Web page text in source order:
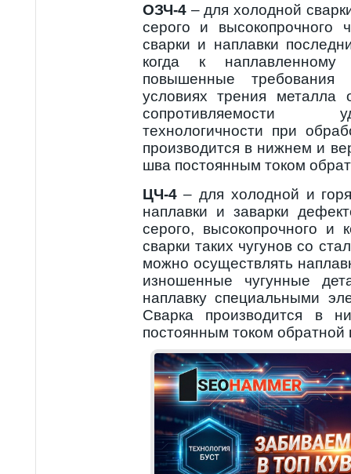
ОЗЧ-4– для холодной
серого и высокопрочного
сварки и наплавки
когда к наплавленному
повышенные требования
условиях трения металла
сопротивляемости
технологичности при
производится в нижнем и
шва постоянным током
ЦЧ-4– для холодной и
наплавки и заварки
серого, высокопрочного и
сварки таких чугунов со
можно осуществлять
изношенные чугунные
наплавку специальными
Сварка производится в
постоянным током обратной